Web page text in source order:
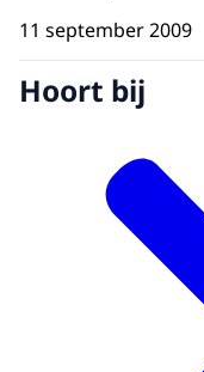
11 september 2009
Hoort bij